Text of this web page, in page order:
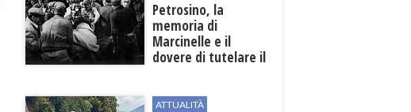
Petrosino, la
memoria di
Marcinelle e il
dovere di tutelare il
ATTUALITÀ